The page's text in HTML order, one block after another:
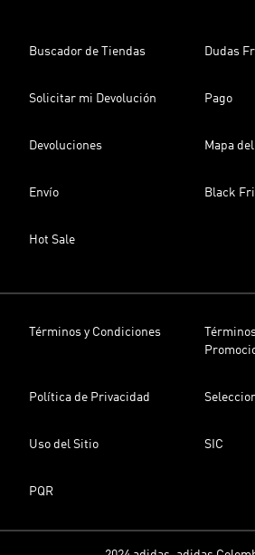
Buscador de Tiendas Dudas
Solicitar mi Devolución Pago
Devoluciones Mapa
Envío Black
Hot Sale
Términos y Condiciones
Política de Privacidad
Uso del Sitio SIC
PQR